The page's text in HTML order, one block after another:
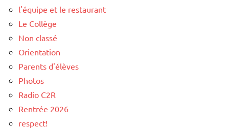
l'équipe et le restaurant
Le Collège
Non classé
Orientation
Parents d'élèves
Photos
Radio C2R
Rentrée 2026
respect!